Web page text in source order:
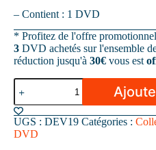
– Contient : 1 DVD
* Profitez de l'offre
3 DVD achetés sur l'ensemble
réduction jusqu'à 30€ vous est
quantité
de
DVD
Vidéo
Rail
Evasion
UGS : DEV19 Catégories :
DVD